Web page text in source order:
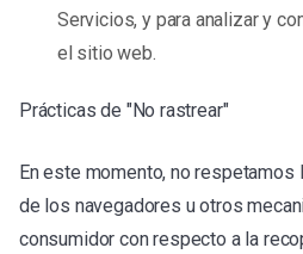
Servicios, y para analizar y
el sitio web.
Prácticas de "No rastrear"
En este momento, no
de los navegadores u otros
consumidor con respecto a la